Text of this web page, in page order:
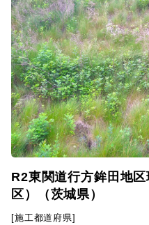
R2東関道行方鉾田地
区）（茨城県）
[施工都道府県]